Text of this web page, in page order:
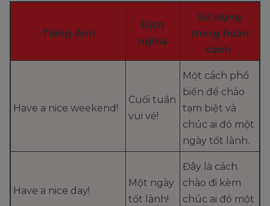
Tiếng Anh
Dịch
nghĩa
Sử dụng
trong hoàn
cảnh
Have a nice weekend!
Cuối tuần
vui vẻ!
Một cách phổ
biến để chào
tạm biệt và
chúc ai đó một
ngày tốt lành.
Have a nice day!
Một ngày
tốt lành!
Đây là cách
chào đi kèm
chúc ai đó một